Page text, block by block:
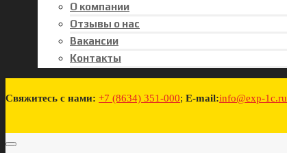
О компании
Отзывы о нас
Вакансии
Контакты
Свяжитесь с нами: +7 (8634) 351-000; E-mail:info@exp-1c.ru